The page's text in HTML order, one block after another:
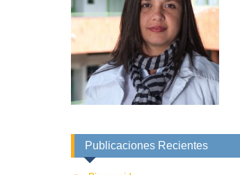
Publicaciones Recientes